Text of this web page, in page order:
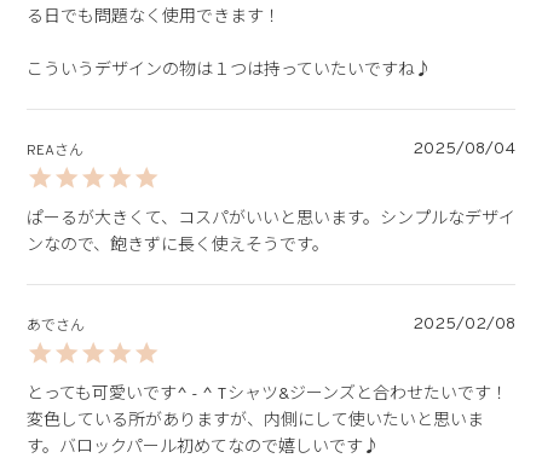
る日でも問題なく使用できます！
こういうデザインの物は１つは持っていたいですね♪
REA 2025/08/04
ぱーるが大きくて、コスパがいいと思います。シンプルなデザイ
ンなので、飽きずに長く使えそうです。
あで 2025/02/08
とっても可愛いです^ - ^ Tシャツ&ジーンズと合わせたいです！
変色している所がありますが、内側にして使いたいと思いま
す。バロックパール初めてなので嬉しいです♪